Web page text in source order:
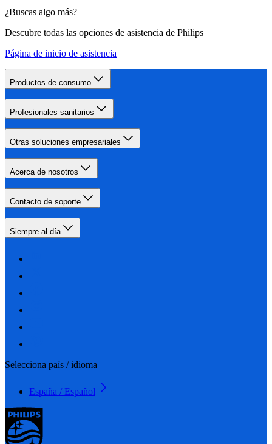
¿Buscas algo más?
Descubre todas las opciones de asistencia de Philips
Página de inicio de asistencia
Productos de consumo
Profesionales sanitarios
Otras soluciones empresariales
Acerca de nosotros
Contacto de soporte
Siempre al día
Selecciona país / idioma
España / Español